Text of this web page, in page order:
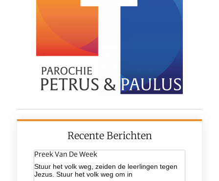
Recente Berichten
Preek Van De Week
Stuur het volk weg, zeiden de leerlingen tegen
Jezus. Stuur het volk weg om in